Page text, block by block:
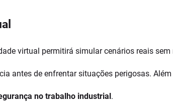
virtual permitirá simular cenários reais sem
antes de enfrentar situações perigosas.
no trabalho industrial.